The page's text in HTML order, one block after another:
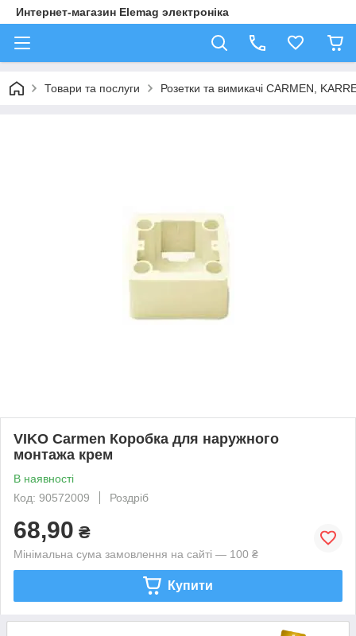
Интернет-магазин Elemag электроніка
Товари та послуги Розетки та вимикачі CARMEN,
VIKO Carmen Коробка для наружного
монтажа крем
В наявності
Код: 90572009
Роздріб
68,90 ₴
Мінімальна сума замовлення на сайті — 100 ₴
Купити